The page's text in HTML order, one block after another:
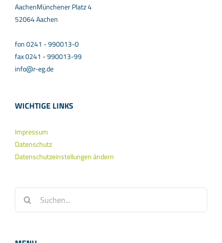
AachenMünchener Platz 4
52064 Aachen
fon 0241 - 990013-0
fax 0241 - 990013-99
info@r-eg.de
WICHTIGE LINKS
Impressum
Datenschutz
Datenschutzeinstellungen ändern
nach: